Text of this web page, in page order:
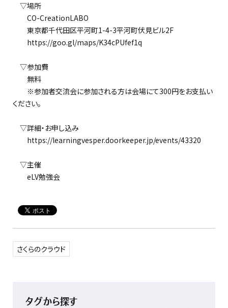
▽場所
CO-CreationLABO
東京都千代田区平河町1-4-3平河町伏見ビル2F
https://goo.gl/maps/K34cPUfef1q
▽参加費
無料
※参加者交流会に参加される方は会場にて300円をお支払い
ください。
▽詳細・お申し込み
https://learningvesper.doorkeeper.jp/events/43320
▽主催
eLV勉強会
さくらのクラウド
タグから探す